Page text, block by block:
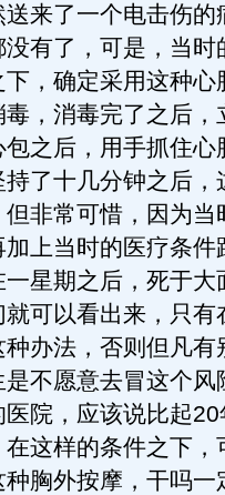
来了一个电击伤的
有了，可是，当时
，确定采用这种心
，消毒完了之后，
之后，用手抓住心
了十几分钟之后，
非常可惜，因为当
上当时的医疗条件
星期之后，死于大
可以看出来，只有
办法，否则但凡有
不愿意去冒这个风
院，应该说比起
这样的条件之下，
胸外按摩，干吗一